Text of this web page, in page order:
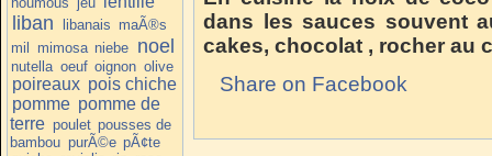
liban libanais maÃ®s
mil mimosa niebe noel
nutella oeuf oignon olive
poireaux pois chiche
pomme pomme de
terre poulet pousses de
bambou purÃ©e pÃ¢te
dans les sauces souvent
cakes, chocolat , rocher au
Share on Facebook